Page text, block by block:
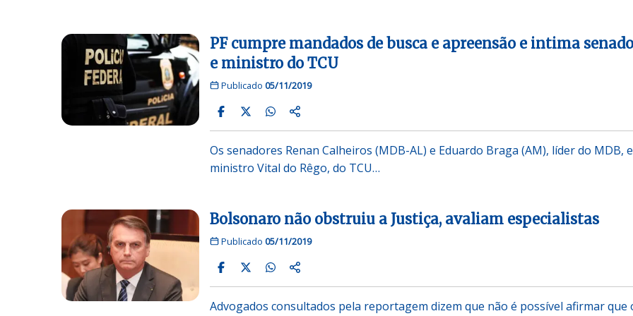
PF cumpre mandados de busca e apreensão e intima
e ministro do TCU
Publicado 05/11/2019
Os senadores Renan Calheiros (MDB-AL) e Eduardo Braga (AM), líder do MDB,
ministro Vital do Rêgo, do TCU…
Bolsonaro não obstruiu a Justiça, avaliam especialistas
Publicado 05/11/2019
Advogados consultados pela reportagem dizem que não é possível afirmar que